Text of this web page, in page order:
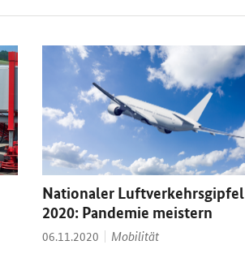
Nationaler Luftverkehrsgipfel
2020: Pandemie meistern
Datum:
06.11.2020 Thema:
Mobilität